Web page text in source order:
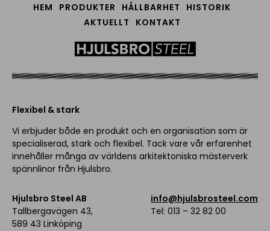
HEM PRODUKTER HÅLLBARHET
HISTORIK
AKTUELLT
KONTAKT
Flexibel & stark
Vi erbjuder både en produkt och en organisation som är
specialiserad, stark och flexibel. Tack vare vår erfarenhet
innehåller många av världens arkitektoniska mästerverk
spännlinor från Hjulsbro.
Hjulsbro Steel AB
Tallbergavägen 43,
589 43 Linköping
info@hjulsbrosteel.com
Tel: 013 – 32 82 00